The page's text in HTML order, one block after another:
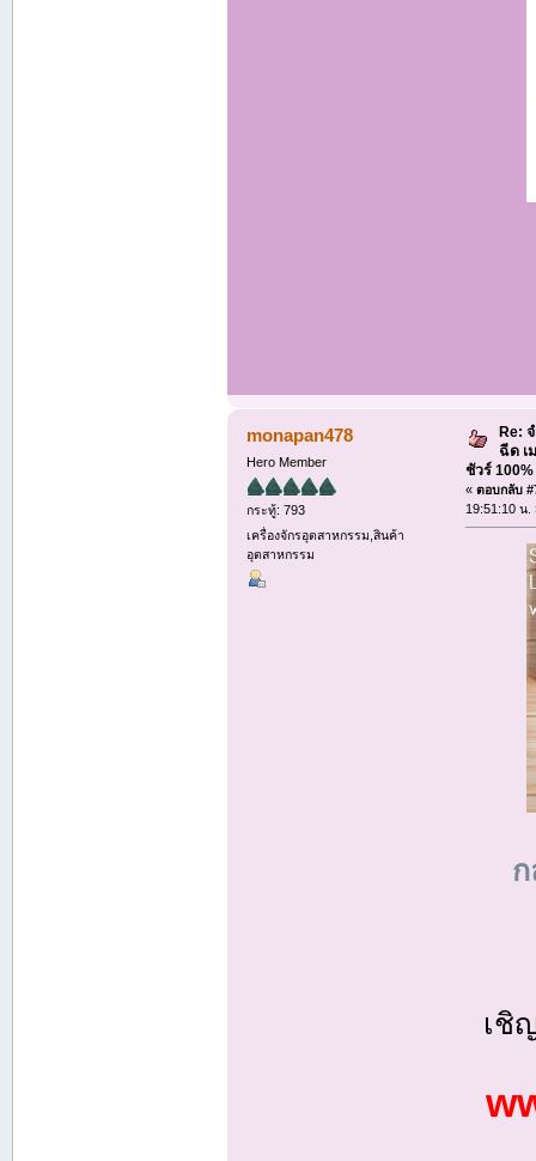
monapan478
Hero Member
กระทู้: 793
เครื่องจักรอุตสาหกรรม,สินค้า
อุตสาหกรรม
Re:
ฉีด เ
ชัวร์
«ตอบกลับ
19:51:10 น.
เชิ